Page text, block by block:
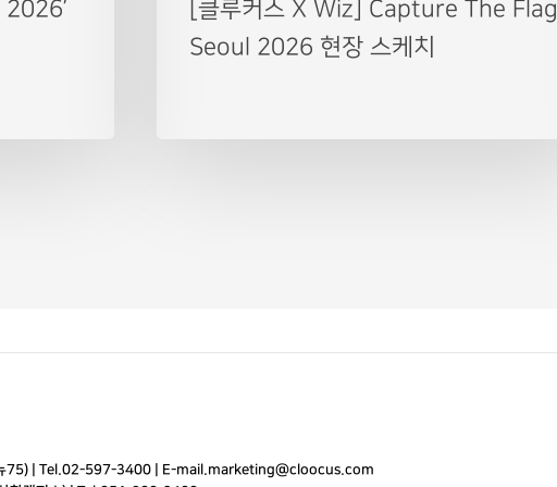
2026’
[클루커스 X Wiz] Capture The Flag
Seoul 2026 현장 스케치
75) | Tel.02-597-3400 E-mail.marketing@cloocus.com